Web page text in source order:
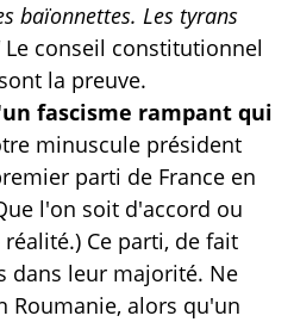
baïonnettes. Les tyrans
Le conseil constitutionnel
la preuve.
fascisme rampant qui
minuscule président
parti de France en
l'on soit d'accord ou
Ce parti, de fait
dans leur majorité. Ne
Roumanie, alors qu'un